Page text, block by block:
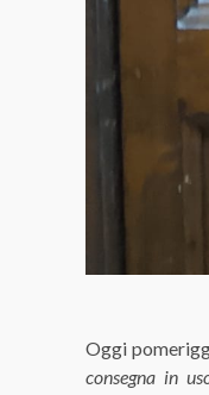
Oggi
consegna in